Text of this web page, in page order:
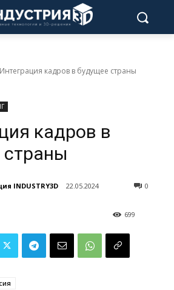
Интеграция кадров в будущее страны
кадров в
INDUSTRY3D 22.05.2024 0
699